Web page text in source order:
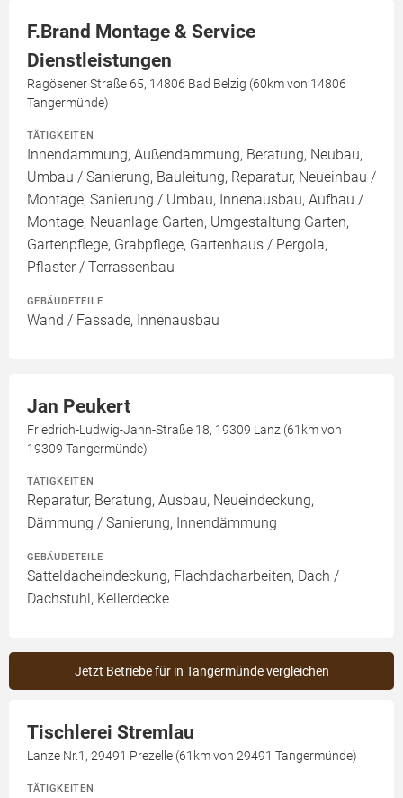
F.Brand Montage & Service
Dienstleistungen
Ragösener Straße 65, 14806 Bad Belzig (60km von 14806
Tangermünde)
TÄTIGKEITEN
Innendämmung, Außendämmung, Beratung, Neubau,
Umbau / Sanierung, Bauleitung, Reparatur, Neueinbau /
Montage, Sanierung / Umbau, Innenausbau, Aufbau /
Montage, Neuanlage Garten, Umgestaltung Garten,
Gartenpflege, Grabpflege, Gartenhaus / Pergola,
Pflaster / Terrassenbau
GEBÄUDETEILE
Wand / Fassade, Innenausbau
Jan Peukert
Friedrich-Ludwig-Jahn-Straße 18, 19309 Lanz (61km von
19309 Tangermünde)
TÄTIGKEITEN
Reparatur, Beratung, Ausbau, Neueindeckung,
Dämmung / Sanierung, Innendämmung
GEBÄUDETEILE
Satteldacheindeckung, Flachdacharbeiten, Dach /
Dachstuhl, Kellerdecke
Jetzt Betriebe für in Tangermünde vergleichen
Tischlerei Stremlau
Lanze Nr.1, 29491 Prezelle (61km von 29491 Tangermünde)
TÄTIGKEITEN